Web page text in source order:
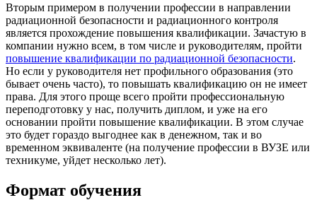
Вторым примером в получении профессии в направлении
радиационной безопасности и радиационного контроля
является прохождение повышения квалификации. Зачастую в
компании нужно всем, в том числе и руководителям, пройти
повышение квалификации по радиационной безопасности.
Но если у руководителя нет профильного образования (это
бывает очень часто), то повышать квалификацию он не имеет
права. Для этого проще всего пройти профессиональную
переподготовку у нас, получить диплом, и уже на его
основании пройти повышение квалификации. В этом случае
это будет гораздо выгоднее как в денежном, так и во
временном эквиваленте (на получение профессии в ВУЗЕ или
техникуме, уйдет несколько лет).
Формат обучения